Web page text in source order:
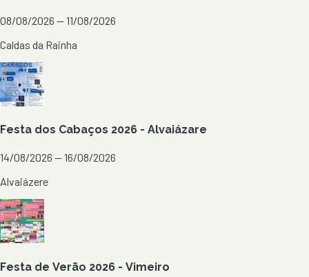
08/08/2026 — 11/08/2026
Caldas da Rainha
Festa dos Cabaços 2026 - Alvaiázare
14/08/2026 — 16/08/2026
Alvaiázere
Festa de Verão 2026 - Vimeiro